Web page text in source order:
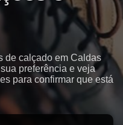
de calçado em Caldas
preferência e veja
para confirmar que está